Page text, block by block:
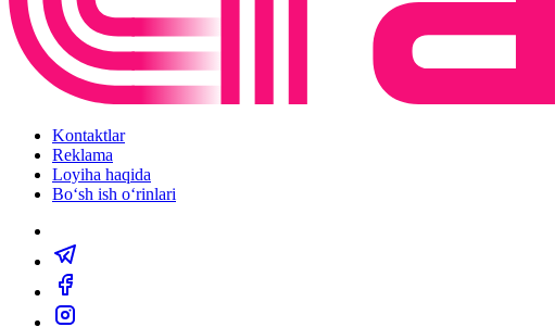
Kontaktlar
Reklama
Loyiha haqida
Bo‘sh ish o‘rinlari